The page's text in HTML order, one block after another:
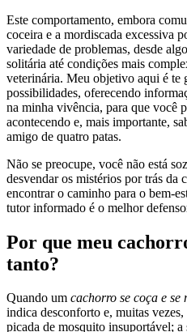
Este comportamento, embora
coceira e a mordiscada excessiva
variedade de problemas, desde
solitária até condições mais
veterinária. Meu objetivo aqui é te
possibilidades, oferecendo
na minha vivência, para que você
acontecendo e, mais importante,
amigo de quatro patas.
Não se preocupe, você não está
desvendar os mistérios por trás da
encontrar o caminho para o bem-
tutor informado é o melhor
Por que meu
tanto?
Quando um cachorro se coça e se
indica desconforto e, muitas
picada de mosquito insuportável; a